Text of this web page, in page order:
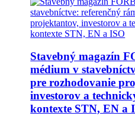
Stavebný magazín
médium v
pre rozhodovanie
investorov a
kontexte STN, EN a